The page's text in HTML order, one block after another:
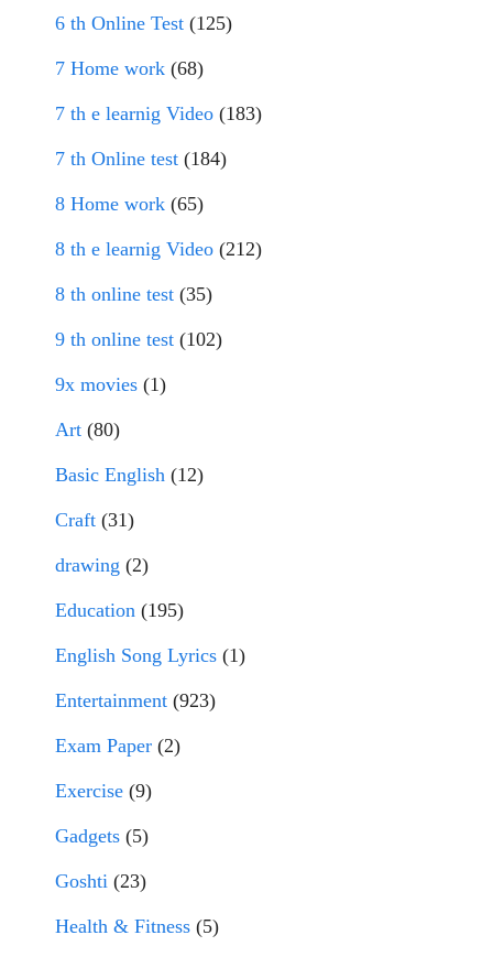
6 th Online Test (125)
7 Home work (68)
7 th e learnig Video (183)
7 th Online test (184)
8 Home work (65)
8 th e learnig Video (212)
8 th online test (35)
9 th online test (102)
9x movies (1)
Art (80)
Basic English (12)
Craft (31)
drawing (2)
Education (195)
English Song Lyrics (1)
Entertainment (923)
Exam Paper (2)
Exercise (9)
Gadgets (5)
Goshti (23)
Health & Fitness (5)